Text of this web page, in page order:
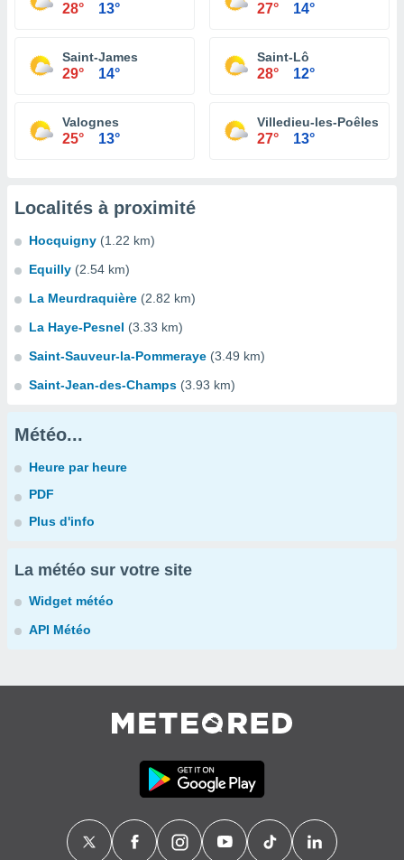
28° 13° 27° 14°
Saint-James
29° 14°
Saint-Lô
28° 12°
Valognes
25° 13°
Villedieu-les-Poêles
27° 13°
Localités à proximité
Hocquigny (1.22 km)
Equilly (2.54 km)
La Meurdraquière (2.82 km)
La Haye-Pesnel (3.33 km)
Saint-Sauveur-la-Pommeraye (3.49 km)
Saint-Jean-des-Champs (3.93 km)
Météo...
Heure par heure
PDF
Plus d'info
La météo sur votre site
Widget météo
API Météo